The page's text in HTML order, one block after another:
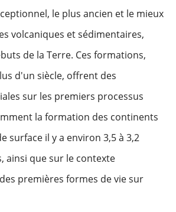
le plus ancien et le mieux
volcaniques et sédimentaires,
de la Terre. Ces formations,
d'un siècle, offrent des
sur les premiers processus
la formation des continents
surface il y a environ 3,5 à 3,2
ainsi que sur le contexte
premières formes de vie sur